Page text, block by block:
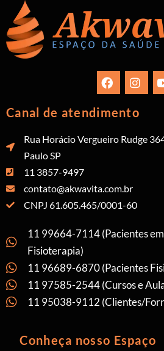
Canal de atendimento
Rua Horácio Vergueiro Rudge
Paulo SP
11 3857-9497
contato@akwavita.com.br
CNPJ 61.605.465/0001-60
11 99664-7114 (Pacientes
Fisioterapia)
11 96689-6870 (Pacientes
11 97585-2544 (Cursos e
11 95038-9112 (Clientes/
Conheça nosso Espaço